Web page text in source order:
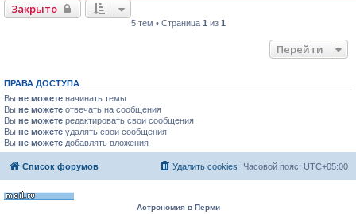
Закрыто
5 тем • Страница 1 из 1
Перейти
ПРАВА ДОСТУПА
Вы не можете начинать темы
Вы не можете отвечать на сообщения
Вы не можете редактировать свои сообщения
Вы не можете удалять свои сообщения
Вы не можете добавлять вложения
Список форумов Часовой пояс: UTC+05:00
Удалить cookies
Астрономия в Перми